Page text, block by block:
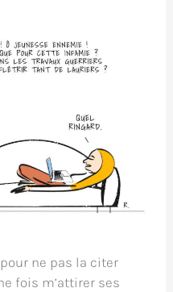
pour ne pas la citer
fois m’attirer ses